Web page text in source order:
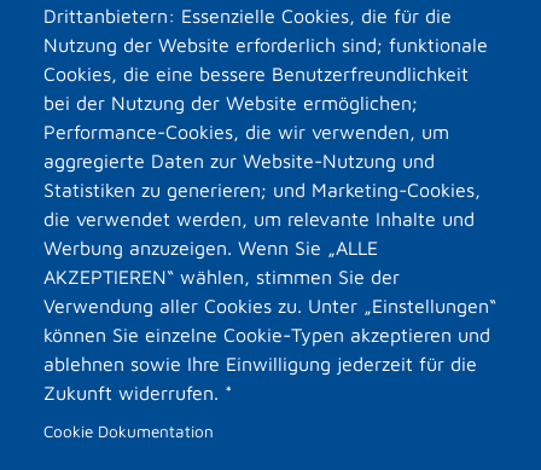
Drittanbietern: Essenzielle Cookies, die für die
Nutzung der Website erforderlich sind; funktionale
Cookies, die eine bessere Benutzerfreundlichkeit
bei der Nutzung der Website ermöglichen;
Performance-Cookies, die wir verwenden, um
aggregierte Daten zur Website-Nutzung und
Statistiken zu generieren; und Marketing-Cookies,
die verwendet werden, um relevante Inhalte und
Werbung anzuzeigen. Wenn Sie „ALLE
AKZEPTIEREN“ wählen, stimmen Sie der
Verwendung aller Cookies zu. Unter „Einstellungen“
können Sie einzelne Cookie-Typen akzeptieren und
ablehnen sowie Ihre Einwilligung jederzeit für die
Zukunft widerrufen. *
Cookie Dokumentation
Weitere Locations
Ofenhaus am Gaswerk Stadthalle am Steintor
Event- & Veranstaltungsmanagement
Service